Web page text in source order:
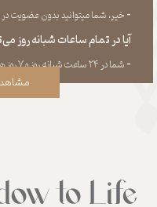
​​​​​​​- خیر، شما میتوانید بدون عضویت
آیا در تمام ساعات شبانه روز
​​​​​​​​​​​​​​- شما در ۲۴ ساعت شبانه روز و ۷ روز هفته می‌‏توانید سفارش خود را ثبت کنید.